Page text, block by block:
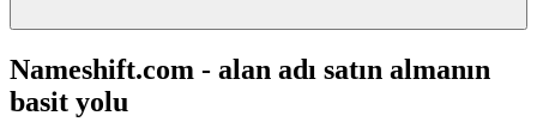
Nameshift.com - alan adı satın almanın
basit yolu